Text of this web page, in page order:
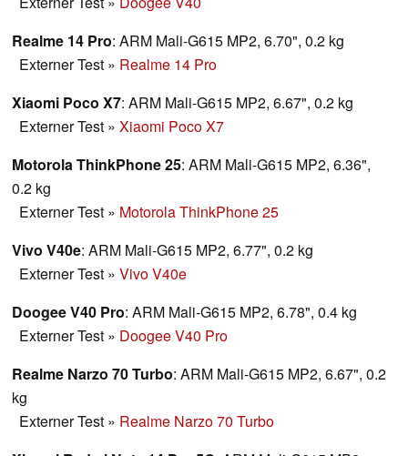
Realme 14 Pro: ARM Mali-G615 MP2, 6.70", 0.2 kg
Externer Test » Realme 14 Pro
Xiaomi Poco X7: ARM Mali-G615 MP2, 6.67", 0.2 kg
Externer Test » Xiaomi Poco X7
Motorola ThinkPhone 25: ARM Mali-G615 MP2, 6.36",
0.2 kg
Externer Test » Motorola ThinkPhone 25
Vivo V40e: ARM Mali-G615 MP2, 6.77", 0.2 kg
Externer Test » Vivo V40e
Doogee V40 Pro: ARM Mali-G615 MP2, 6.78", 0.4 kg
Externer Test » Doogee V40 Pro
Realme Narzo 70 Turbo: ARM Mali-G615 MP2, 6.67", 0.2
kg
Externer Test » Realme Narzo 70 Turbo